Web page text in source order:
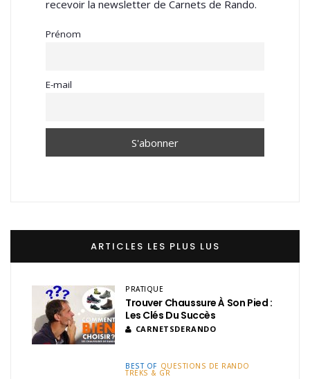
recevoir la newsletter de Carnets de Rando.
Prénom
E-mail
ARTICLES LES PLUS LUS
PRATIQUE
Trouver Chaussure À Son Pied :
Les Clés Du Succès
CARNETSDERANDO
BEST OF QUESTIONS DE RANDO
TREKS & GR